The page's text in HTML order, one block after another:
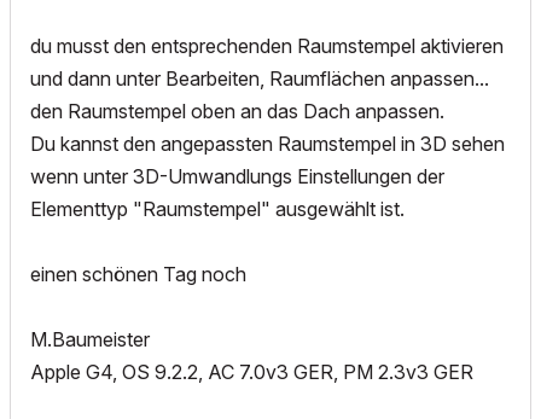
du musst den entsprechenden Raumstempel aktivieren
und dann unter Bearbeiten, Raumflächen anpassen...
den Raumstempel oben an das Dach anpassen.
Du kannst den angepassten Raumstempel in 3D sehen
wenn unter 3D-Umwandlungs Einstellungen der
Elementtyp "Raumstempel" ausgewählt ist.
einen schönen Tag noch
M.Baumeister
Apple G4, OS 9.2.2, AC 7.0v3 GER, PM 2.3v3 GER